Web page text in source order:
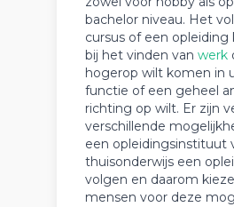
bachelor niveau. Het
cursus of een opleiding
bij het vinden van werk
hogerop wilt komen in
functie of een geheel
richting op wilt. Er zijn
verschillende
een opleidingsinstituut
thuisonderwijs een
volgen en daarom
mensen voor deze